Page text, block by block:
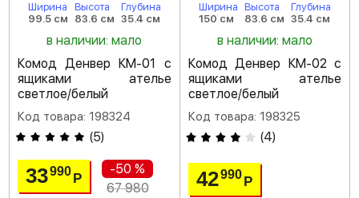
Ширина
99.5 см
Высота
83.6 см
Глубина
35.4 см
в наличии: мало
Комод Денвер КМ-01 с
ящиками ателье
светлое/белый
Код товара: 198324
(5)
33990Р
-50 %
67 980
Ширина
150 см
Высота
83.6 см
Глубина
35.4 см
в наличии: мало
Комод Денвер КМ-02 с
ящиками ателье
светлое/белый
Код товара: 198325
(4)
42990 Р